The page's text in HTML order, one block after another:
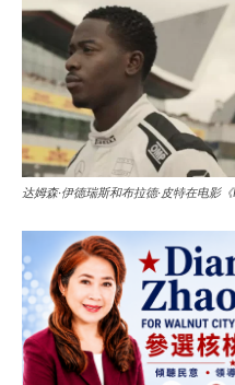
达姆森·伊德瑞斯和布拉德·皮特在电影